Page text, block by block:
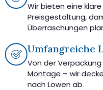
Wir bieten eine
Preisgestaltung,
Überraschungen
Umfangreiche
Von der
Montage – wir
nach Löwen ab.